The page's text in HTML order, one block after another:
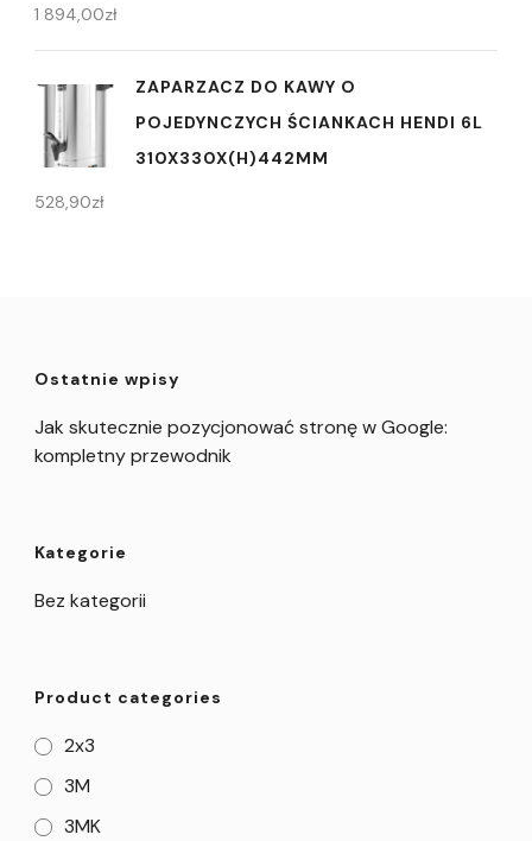
1 894,00zł
ZAPARZACZ DO KAWY O
POJEDYNCZYCH ŚCIANKACH HENDI 6L
310X330X(H)442MM
528,90zł
Ostatnie wpisy
Jak skutecznie pozycjonować stronę w Google:
kompletny przewodnik
Kategorie
Bez kategorii
Product categories
2x3
3M
3MK